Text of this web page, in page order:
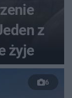
z
żyje
6